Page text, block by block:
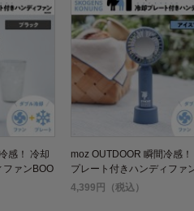
感！ 冷却
ファンBOO
moz OUTDOOR 瞬間冷感！
プレート付きハンディファ
K アイスブルー
4,399円（税込）